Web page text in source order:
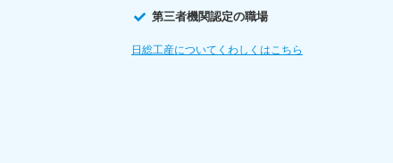
第三者機関認定の職場
日総工産についてくわしくはこちら